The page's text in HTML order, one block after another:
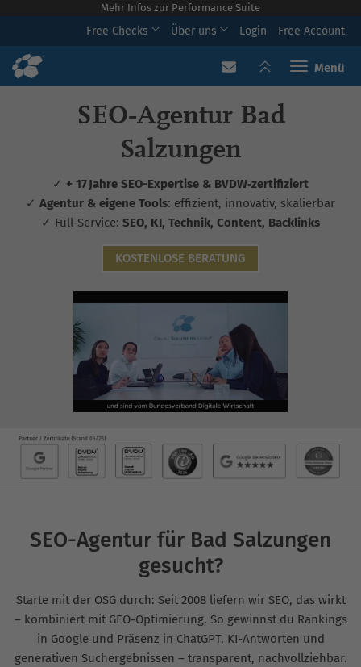
Mehr Infos zur Performance Suite
Free Checks Über uns Login Free Account
Toggle
SEO‑Agentur Bad
Salzungen
✓ + 17 Jahre SEO-Expertise & BVDW‑zertifiziert
✓ Agentur & eigene Tools: effizient, innovativ, skalierbar
✓ Full-Service: SEO, KI, Technik, Content, Backlinks
KOSTENLOSE BERATUNG
SEO-Agentur für Bad Salzungen
gesucht?
Starte mit der OSG durch: Seit 2008 liefern wir SEO, das wirkt
– kombiniert mit GEO-Optimierung. So gewinnst du Rankings
in Google und Präsenz in ChatGPT, KI-Antworten und
generativen Suchergebnissen – transparent, nachvollziehbar.